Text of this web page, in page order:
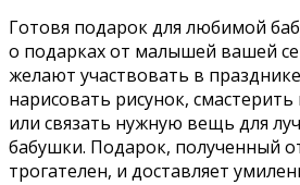
Готовя подарок для любимой
о подарках от малышей вашей
желают участвовать в
нарисовать рисунок,
или связать нужную вещь для
бабушки. Подарок, полученный
трогателен, и доставляет